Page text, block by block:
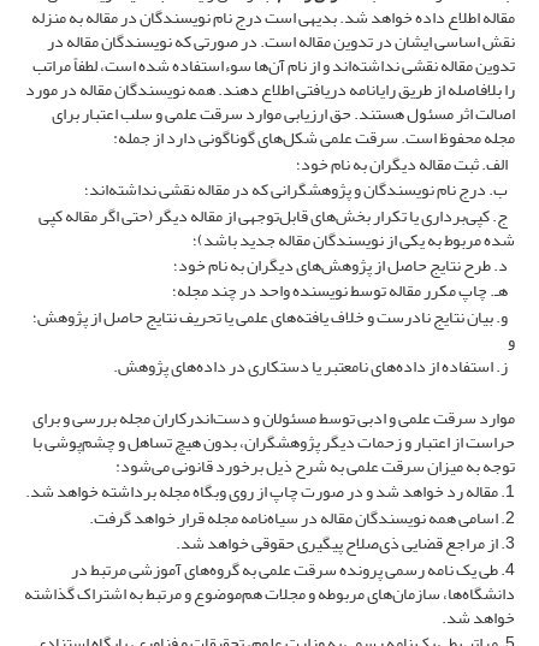
مقاله اطلاع داده خواهد شد. بدیهی است درج نام نویسندگان در مقاله به منزله
نقش اساسی ایشان در تدوین مقاله است. در صورتی که نویسندگان مقاله در
تدوین مقاله نقشی نداشته‌اند و از نام آن‌ها سوءاستفاده شده است، لطفاً مراتب
را بلافاصله از طریق رایانامه دریافتی اطلاع دهند. همه نویسندگان مقاله در مورد
اصالت اثر مسئول هستند. حق ارزیابی موارد سرقت علمی و سلب اعتبار برای
مجله محفوظ است. سرقت علمی شکل­‌های گوناگونی دارد از جمله:
الف. ثبت مقاله دیگران به نام خود؛
ب. درج نام نویسندگان و پژوهشگرانی که در مقاله نقشی نداشته‌اند؛
ج. کپی‌برداری یا تکرار بخش‌های قابل‌توجهی از مقاله دیگر (حتی اگر مقاله کپی
شده مربوط به یکی از نویسندگان مقاله جدید باشد)؛
د. طرح نتایج حاصل از پژوهش‌های دیگران به نام خود؛
هـ. چاپ مکرر مقاله توسط نویسنده واحد در چند مجله؛
و. بیان نتایج نادرست و خلاف یافته‌های علمی یا تحریف نتایج حاصل از پژوهش؛
و
ز. استفاده از داده‌های نامعتبر یا دستکاری در داده‌های پژوهش.
موارد سرقت علمی و ادبی توسط مسئولان و دست‌اندرکاران مجله بررسی و برای
حراست از اعتبار و زحمات دیگر پژوهشگران، بدون هیچ تساهل و چشم‌پوشی با
توجه به میزان سرقت علمی به شرح ذیل برخورد قانونی می‌شود:
1. مقاله رد خواهد شد و در صورت چاپ از روی وبگاه مجله برداشته خواهد شد.
2. اسامی همه نویسندگان مقاله در سیاه‌نامه مجله قرار خواهد گرفت.
3. از مراجع قضایی ذی‌صلاح پیگیری حقوقی خواهد شد.
4. طی یک نامه رسمی پرونده سرقت علمی به گروه‌های آموزشی مرتبط در
دانشگاه‌ها، سازمان‌های مربوطه و مجلات هم‌موضوع و مرتبط به اشتراک گذاشته
خواهد شد.